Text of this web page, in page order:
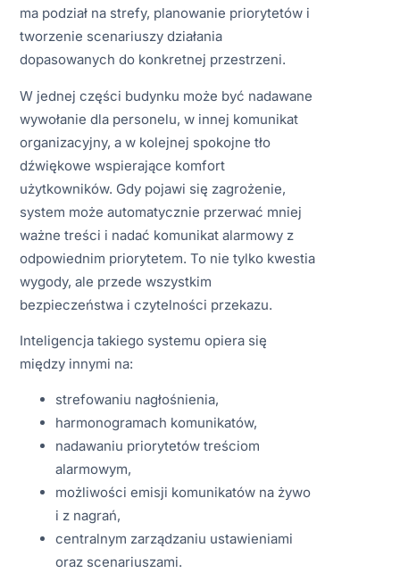
ma podział na strefy, planowanie priorytetów i
tworzenie scenariuszy działania
dopasowanych do konkretnej przestrzeni.
W jednej części budynku może być nadawane
wywołanie dla personelu, w innej komunikat
organizacyjny, a w kolejnej spokojne tło
dźwiękowe wspierające komfort
użytkowników. Gdy pojawi się zagrożenie,
system może automatycznie przerwać mniej
ważne treści i nadać komunikat alarmowy z
odpowiednim priorytetem. To nie tylko kwestia
wygody, ale przede wszystkim
bezpieczeństwa i czytelności przekazu.
Inteligencja takiego systemu opiera się
między innymi na:
strefowaniu nagłośnienia,
harmonogramach komunikatów,
nadawaniu priorytetów treściom
alarmowym,
możliwości emisji komunikatów na żywo
i z nagrań,
centralnym zarządzaniu ustawieniami
oraz scenariuszami.